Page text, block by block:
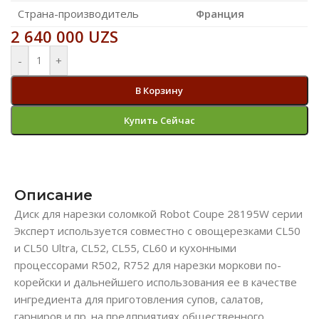
Страна-производитель Франция
2 640 000 UZS
- +
В Корзину
Купить Сейчас
Описание
Диск для нарезки соломкой​ Robot Coupe 28195W серии
Эксперт используется совместно с овощерезками CL50
и CL50 Ultra, CL52, CL55, CL60 и кухонными
процессорами R502, R752 для нарезки моркови по-
корейски и дальнейшего использования ее в качестве
ингредиента для приготовления супов, салатов,
гарниров и пр. на предприятиях общественного